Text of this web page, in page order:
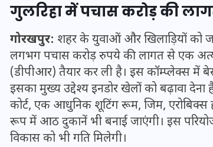
गुलरिहा में पचास करोड़ की
गोरखपुर: शहर के युवाओं और खिलाड़ियों को
लगभग पचास करोड़ रुपये की लागत से एक
(डीपीआर) तैयार कर ली है। इस कॉम्प्लेक्स में
इसका मुख्य उद्देश्य इनडोर खेलों को बढ़ावा
कोर्ट, एक आधुनिक शूटिंग रूम, जिम,
रूप में आठ दुकानें भी बनाई जाएंगी। इस
विकास को भी गति मिलेगी।
UPSSSC Lekhpal
2025: यूपी में लेखपाल के
पर बंपर भर्ती का विज्ञापन
जानें कब से शुरू होंगे
16 दिसम्बर 2025